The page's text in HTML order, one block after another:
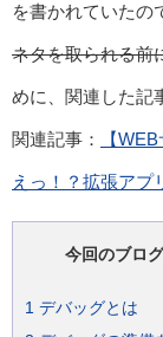
を書かれていたの
ネタを取られる前
めに、関連した記
関連記事： 【
えっ！？拡張アプ
今回のブロ
1 デバッグとは